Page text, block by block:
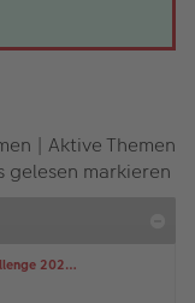
| Aktive Themen
gelesen markieren
202…